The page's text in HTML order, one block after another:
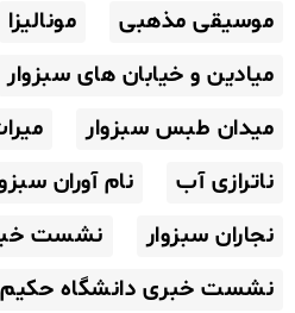
موسیقی مذهبی
مونالیزا
میادین و خیابان های سبزوار
میدان طبس سبزوار
ناترازی آب
نام آوران
نجاران سبزوار
نشست
نشست خبری دانشگاه حکیم